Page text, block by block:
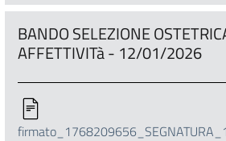
BANDO SELEZIONE
AFFETTIVITà - 12/01/2026